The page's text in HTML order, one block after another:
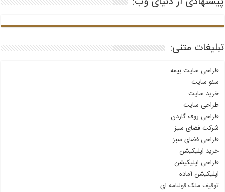
تبلیغات متنی:
طراحی سایت بیمه
سئو سایت
خرید سایت
طراحی سایت
طراحی روف گاردن
شرکت فضای سبز
طراحی فضای سبز
خرید اپلیکیشن
طراحی اپلیکیشن
اپلیکیشن آماده
توقیف ملک قولنامه‌ ای